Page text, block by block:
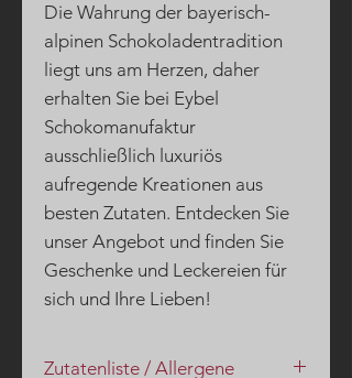
Die Wahrung der bayerisch-
alpinen Schokoladentradition
liegt uns am Herzen, daher
erhalten Sie bei Eybel
Schokomanufaktur
ausschließlich luxuriös
aufregende Kreationen aus
besten Zutaten. Entdecken Sie
unser Angebot und finden Sie
Geschenke und Leckereien für
sich und Ihre Lieben!
Zutatenliste / Allergene